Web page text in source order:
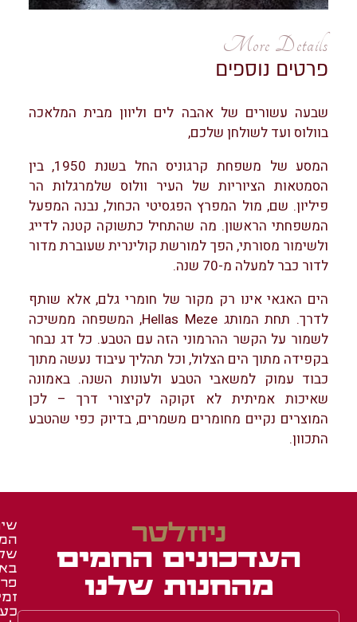
More Details
פרטים נוספים
שבעה עשורים של אהבה לים וליוון מבית המלאכה
בוולוס ועד לשולחן שלכם,
המסע של משפחת קרגוניס החל בשנת 1950, בין
הסמטאות הציוריות של העיר וולוס שלמרגלות הר
פיליון. שם, מול המפרץ הפגסיטי הכחול, נבנה המפעל
המשפחתי הראשון. מה שהתחיל כתשוקה קטנה לדייג
ולשימור מסורתי, הפך למורשת קולינרית שעוברת מדור
לדור כבר למעלה מ-70 שנה.
הים האגאי אינו רק מקור של חומרי גלם, אלא שותף
לדרך. תחת המותג Hellas Meze, המשפחה ממשיכה
לשמור על הקשר ההרמוני הזה עם הטבע. כל דג נבחר
בקפידה מתוך הים הצלול, וכל תהליך עיבוד נעשה מתוך
כבוד עמוק למשאבי הטבע ולעונות השנה. באמונה
שאיכות אמיתית לא זקוקה לקיצורי דרך – לכן
המוצרים נקיים מחומרים משמרים, בדיוק כפי שהטבע
התכוון.
ניוזלטר
העדכונים החמים
מהחנות שלנו